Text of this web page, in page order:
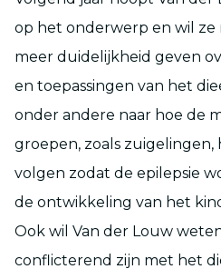
op het onderwerp en wil ze
meer duidelijkheid geven
en toepassingen van het
onder andere naar hoe de
groepen, zoals
volgen zodat de epilepsie
de ontwikkeling van het
Ook wil Van der Louw
conflicterend zijn met het